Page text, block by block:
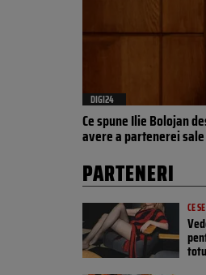
DIGI24
Ce spune Ilie Bolojan
avere a partenerei
PARTENERI
CE